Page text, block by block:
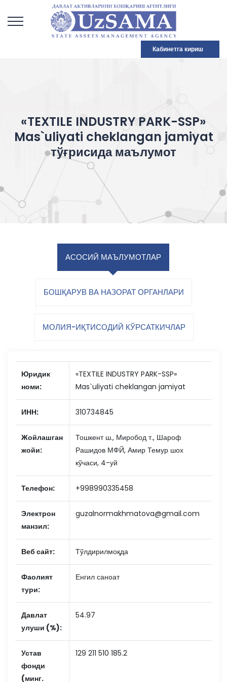
Кабинетга кириш
«TEXTILE INDUSTRY PARK-SSP»
Mas`uliyati cheklangan jamiyat
тўғрисида маълумот
АСОСИЙ МАЪЛУМОТЛАР
БОШҚАРУВ ВА НАЗОРАТ ОРГАНЛАРИ
МОЛИЯ-ИҚТИСОДИЙ КЎРСАТКИЧЛАР
Юридик
номи:
«TEXTILE INDUSTRY PARK-SSP»
Mas`uliyati cheklangan jamiyat
ИНН: 310734845
Жойлашган
жойи:
Тошкент ш., Миробод т., Шароф
Рашидов МФЙ, Амир Темур шох
кўчаси, 4-уй
Телефон: +998990335458
Электрон
манзил:
guzalnormakhmatova@gmail.com
Веб сайт: Тўлдирилмоқда
Фаолият
тури:
Енгил саноат
Давлат
улуши (%):
54.97
Устав
фонди
(минг.
129 211 510 185.2